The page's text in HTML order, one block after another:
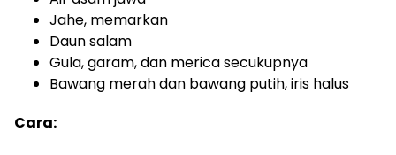
Jahe, memarkan
Daun salam
Gula, garam, dan merica secukupnya
Bawang merah dan bawang putih, iris halus
Cara: